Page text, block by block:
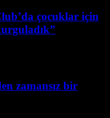
çocuklar için
zamansız bir